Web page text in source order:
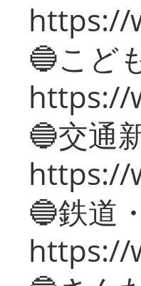
https://
🔵こど
https://
🔵交通
https://
🔵鉄道
https://